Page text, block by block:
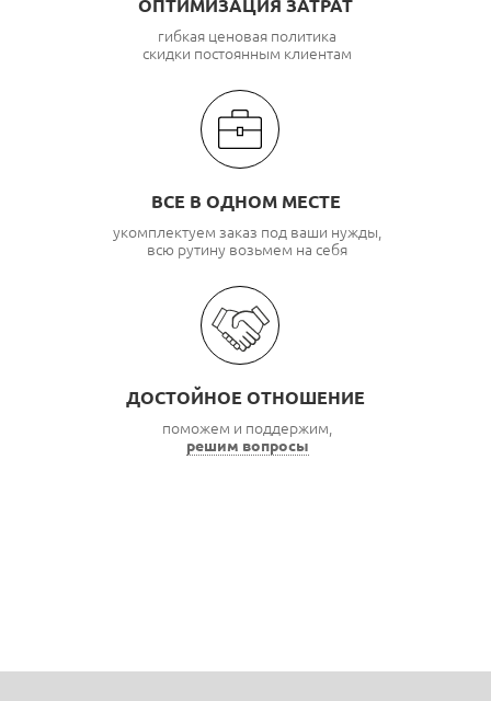
ОПТИМИЗАЦИЯ ЗАТРАТ
гибкая ценовая политика
скидки постоянным клиентам
ВСЕ В ОДНОМ МЕСТЕ
укомплектуем заказ под ваши нужды,
всю рутину возьмем на себя
ДОСТОЙНОЕ ОТНОШЕНИЕ
поможем и поддержим,
решим вопросы